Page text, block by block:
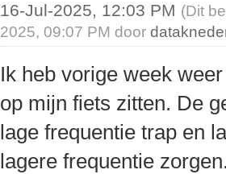
16-Jul-2025, 12:03 PM (Dit
2025, 09:07 PM door
Ik heb vorige week
op mijn fiets zitten. De
lage frequentie trap en
lagere frequentie